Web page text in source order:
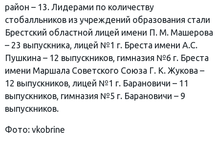
район – 13. Лидерами по количеству
стобалльников из учреждений образования стали
Брестский областной лицей имени П. М. Машерова
– 23 выпускника, лицей №1 г. Бреста имени А.С.
Пушкина – 12 выпускников, гимназия №6 г. Бреста
имени Маршала Советского Союза Г. К. Жукова –
12 выпускников, лицей №1 г. Барановичи – 11
выпускников, гимназия №5 г. Барановичи – 9
выпускников.
Фото: vkobrine